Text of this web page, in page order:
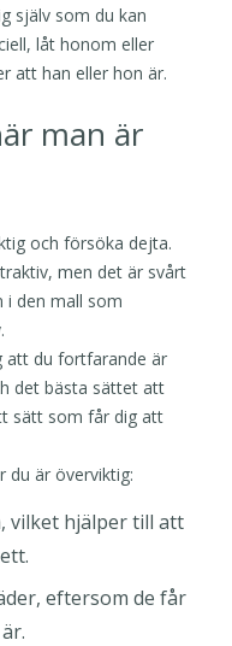
själv som du kan
låt honom eller
att han eller hon är.
man är
och försöka dejta.
men det är svårt
i den mall som
att du fortfarande är
det bästa sättet att
sätt som får dig att
du är överviktig:
vilket hjälper till att
eftersom de får